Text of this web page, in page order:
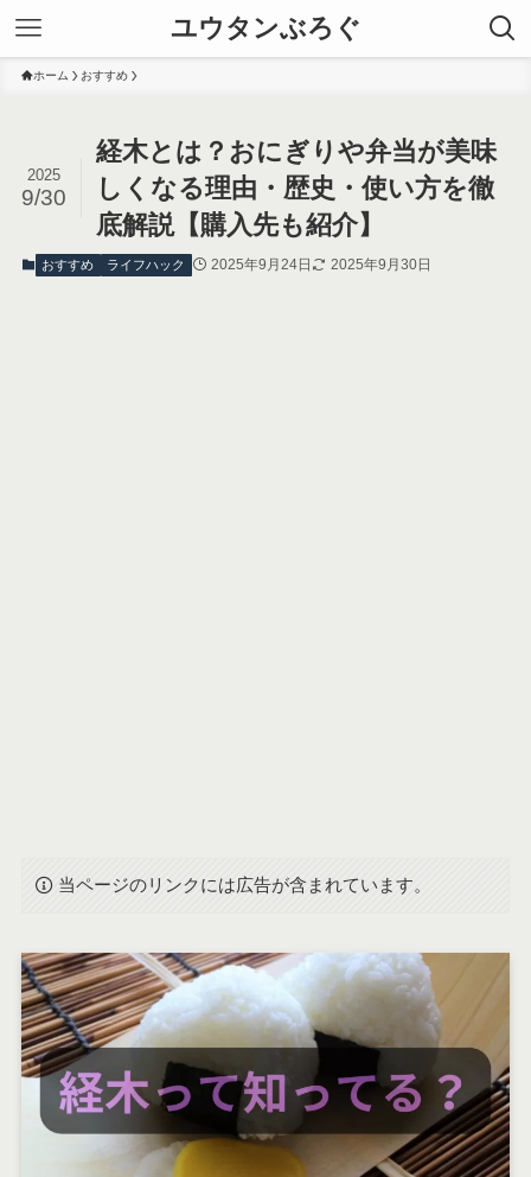
ユウタンぶろぐ
ホーム おすすめ
経木とは？おにぎりや弁当が美味
しくなる理由・歴史・使い方を徹
底解説【購入先も紹介】
2025
9/30
おすすめ ライフハック 2025年9月24日 2025年9月30日
当ページのリンクには広告が含まれています。